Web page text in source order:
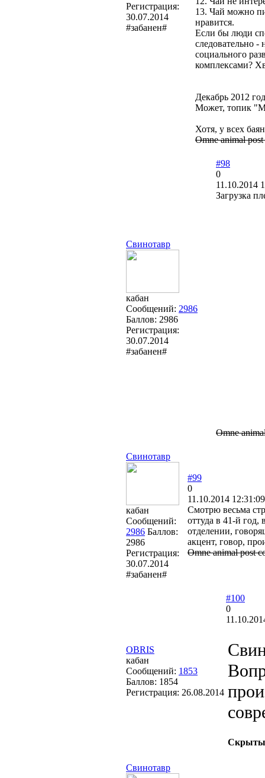
Регистрация:
30.07.2014
#забанен#
13. Чай можно
нравится.
Если бы люди
следовательно
социального
комплексами?
Декабрь 2012
Может, топик
Хотя, у всех
Omne animal
Свинотавр
кабан
Сообщений: 2986
Баллов: 2986
Регистрация:
30.07.2014
#забанен#
#98
0
11.10.2014
Загрузка
Omne
Свинотавр
кабан
Сообщений:
2986 Баллов:
2986
Регистрация:
30.07.2014
#забанен#
#99
0
11.10.2014 12:31:09
Смотрю весьма
оттуда в 41-й год,
отделении,
акцент, говор,
Omne animal post
OBRIS
кабан
Сообщений: 1853
Баллов: 1854
Регистрация: 26.08.2014
#100
0
Свинотавр